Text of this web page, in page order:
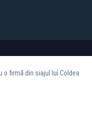
o firmă din siajul lui Coldea